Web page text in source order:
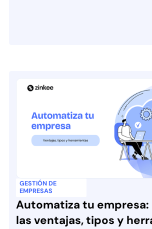
GESTIÓN DE
EMPRESAS
Automatiza tu empresa:
las ventajas, tipos y